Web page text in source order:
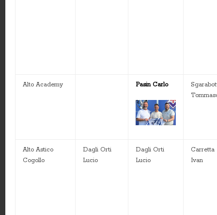
Alto Academy Pasin Carlo
Alto Astico
Cogollo
Dagli Orti
Lucio
Dagli Orti
Lucio
Carretta
Ivan